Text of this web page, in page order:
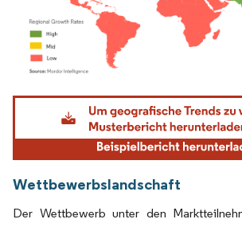
Bild © Mordor Intelligence. Wiederverwendung
Wettbewerbslandschaft
Der Wettbewerb unter den